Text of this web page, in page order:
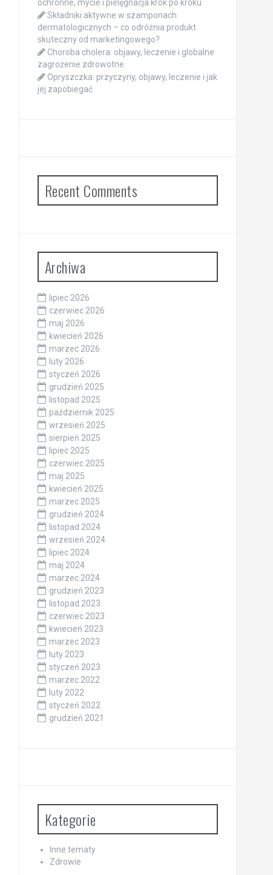
ochronne, mycie i pielęgnacja krok po kroku
Składniki aktywne w szamponach
dermatologicznych – co odróżnia produkt
skuteczny od marketingowego?
Choroba cholera: objawy, leczenie i globalne
zagrożenie zdrowotne
Opryszczka: przyczyny, objawy, leczenie i jak
jej zapobiegać
Recent Comments
Archiwa
lipiec 2026
czerwiec 2026
maj 2026
kwiecień 2026
marzec 2026
luty 2026
styczeń 2026
grudzień 2025
listopad 2025
październik 2025
wrzesień 2025
sierpień 2025
lipiec 2025
czerwiec 2025
maj 2025
kwiecień 2025
marzec 2025
grudzień 2024
listopad 2024
wrzesień 2024
lipiec 2024
maj 2024
marzec 2024
grudzień 2023
listopad 2023
czerwiec 2023
kwiecień 2023
marzec 2023
luty 2023
styczeń 2023
marzec 2022
luty 2022
styczeń 2022
grudzień 2021
Kategorie
Inne tematy
Zdrowie